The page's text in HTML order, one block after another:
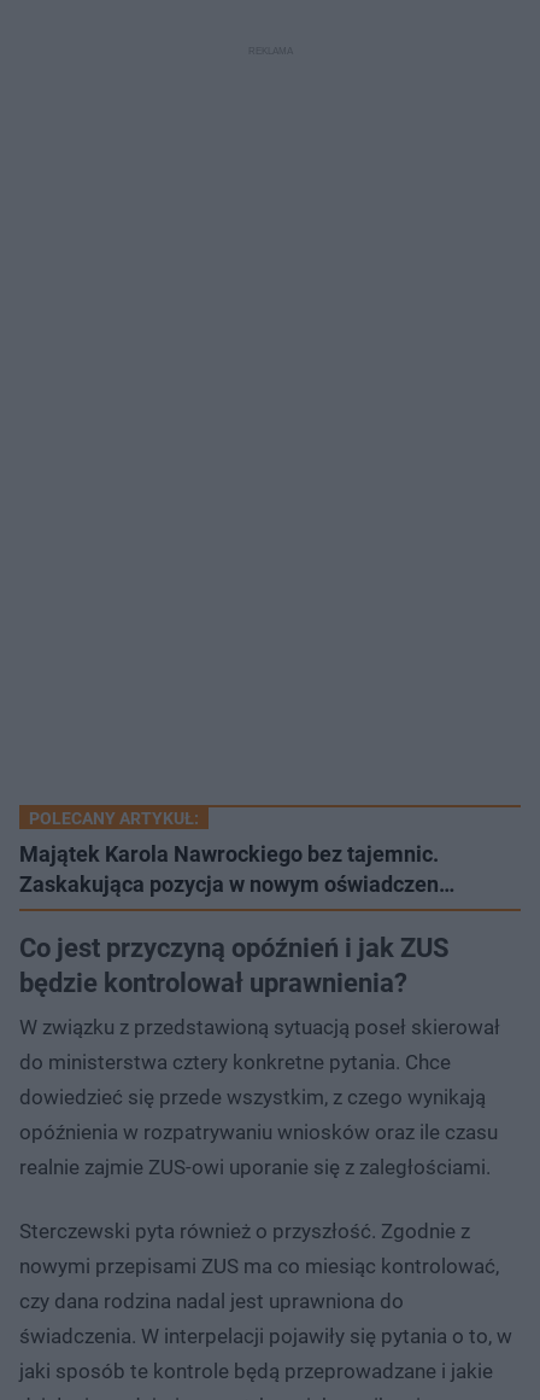
POLECANY ARTYKUŁ:
Majątek Karola Nawrockiego bez tajemnic.
Zaskakująca pozycja w nowym oświadczen…
Co jest przyczyną opóźnień i jak ZUS
będzie kontrolował uprawnienia?
W związku z przedstawioną sytuacją poseł skierował
do ministerstwa cztery konkretne pytania. Chce
dowiedzieć się przede wszystkim, z czego wynikają
opóźnienia w rozpatrywaniu wniosków oraz ile czasu
realnie zajmie ZUS-owi uporanie się z zaległościami.
Sterczewski pyta również o przyszłość. Zgodnie z
nowymi przepisami ZUS ma co miesiąc kontrolować,
czy dana rodzina nadal jest uprawniona do
świadczenia. W interpelacji pojawiły się pytania o to, w
jaki sposób te kontrole będą przeprowadzane i jakie